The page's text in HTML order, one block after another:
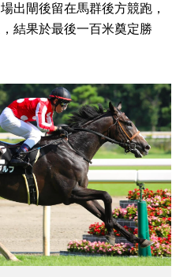
出閘後留在馬群後方競跑，
結果於最後一百米奠定勝